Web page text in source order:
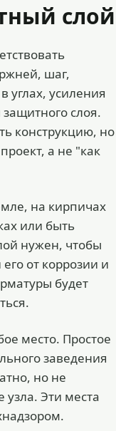
слой
шаг,
углах, усиления
слоя.
конструкцию, но
а не "как
на кирпичах
или быть
нужен, чтобы
от коррозии и
будет
место. Простое
заведения
но не
узла. Эти места